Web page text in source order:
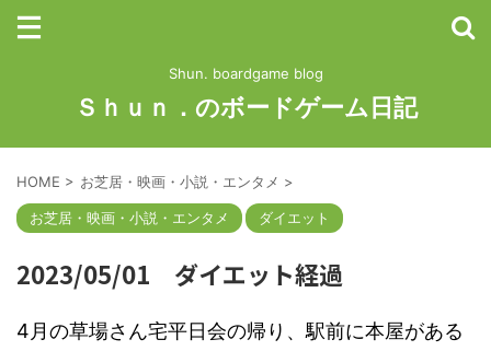
Shun. boardgame blog
Ｓｈｕｎ．のボードゲーム日記
HOME > お芝居・映画・小説・エンタメ >
お芝居・映画・小説・エンタメ ダイエット
2023/05/01 ダイエット経過
4月の草場さん宅平日会の帰り、駅前に本屋がある